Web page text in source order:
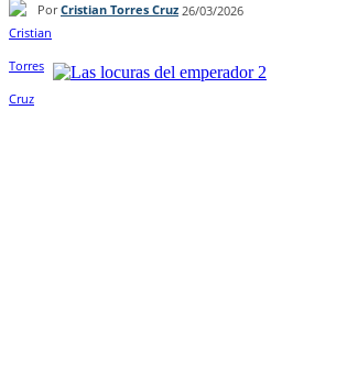
Por Cristian Torres Cruz 26/03/2026